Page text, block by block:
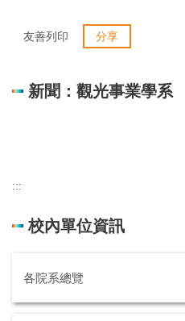
友善列印 分享
新聞：觀光事業學系
:::
校內單位資訊
各院系總覽